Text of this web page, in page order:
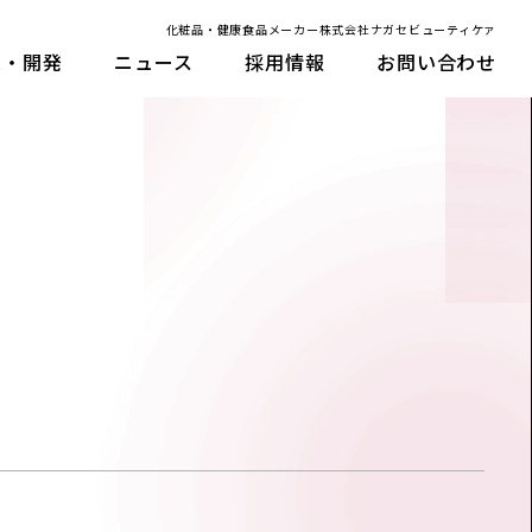
化粧品・健康食品メーカー株式会社ナガセビューティケァ
開発 ニュース 採用情報 お問い合わせ